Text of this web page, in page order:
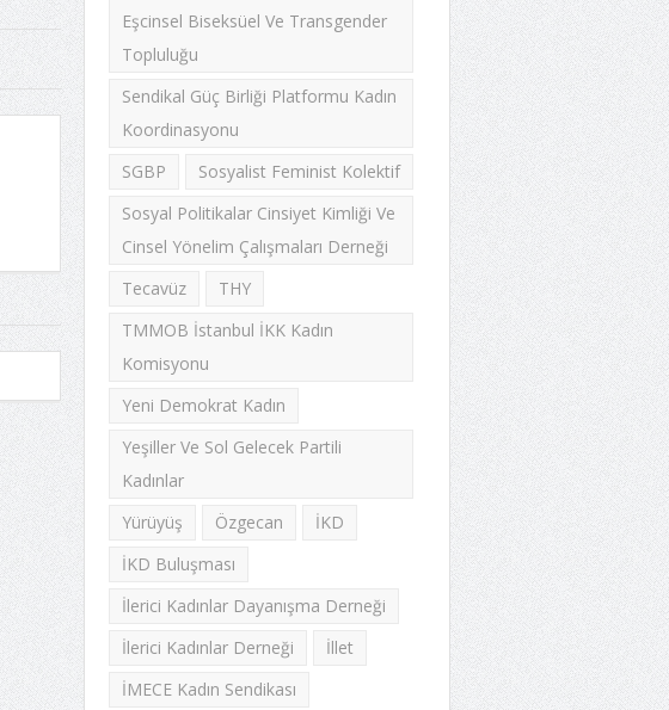
Eşcinsel Biseksüel Ve Transgender
Topluluğu
Sendikal Güç Birliği Platformu Kadın
Koordinasyonu
SGBP
Sosyalist Feminist Kolektif
Sosyal Politikalar Cinsiyet Kimliği Ve
Cinsel Yönelim Çalışmaları Derneği
Tecavüz
THY
TMMOB İstanbul İKK Kadın
Komisyonu
Yeni Demokrat Kadın
Yeşiller Ve Sol Gelecek Partili
Kadınlar
Yürüyüş
Özgecan
İKD
İKD Buluşması
İlerici Kadınlar Dayanışma Derneği
İlerici Kadınlar Derneği
İllet
İMECE Kadın Sendikası